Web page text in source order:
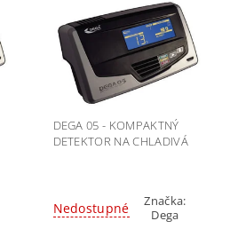
DEGA 05 - KOMPAKTNÝ
DETEKTOR NA CHLADIVÁ
Nedostupné
Značka:
Dega